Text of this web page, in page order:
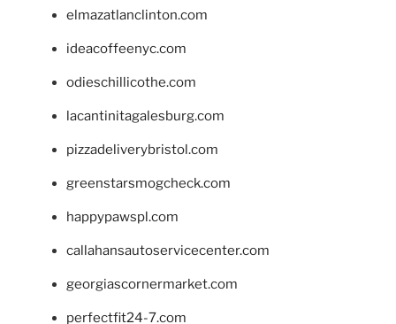
elmazatlanclinton.com
ideacoffeenyc.com
odieschillicothe.com
lacantinitagalesburg.com
pizzadeliverybristol.com
greenstarsmogcheck.com
happypawspl.com
callahansautoservicecenter.com
georgiascornermarket.com
perfectfit24-7.com